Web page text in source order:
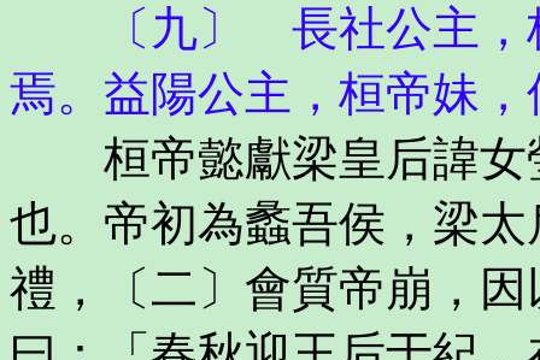
〔九〕 長社公主，桓
焉。益陽公主，桓帝妹
桓帝懿獻梁皇后諱女
也。帝初為蠡吾侯，梁
禮，〔二〕會質帝崩，